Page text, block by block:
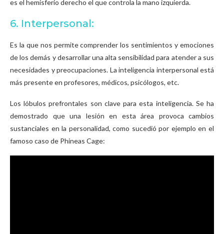
es el hemisferio derecho el que controla la mano izquierda.
6. Interpersonal:
Es la que nos permite comprender los sentimientos y emociones
de los demás y desarrollar una alta sensibilidad para atender a sus
necesidades y preocupaciones. La inteligencia interpersonal está
más presente en profesores, médicos, psicólogos, etc.
Los lóbulos prefrontales son clave para esta inteligencia. Se ha
demostrado que una lesión en esta área provoca cambios
sustanciales en la personalidad, como sucedió por ejemplo en el
famoso caso de Phineas Cage: